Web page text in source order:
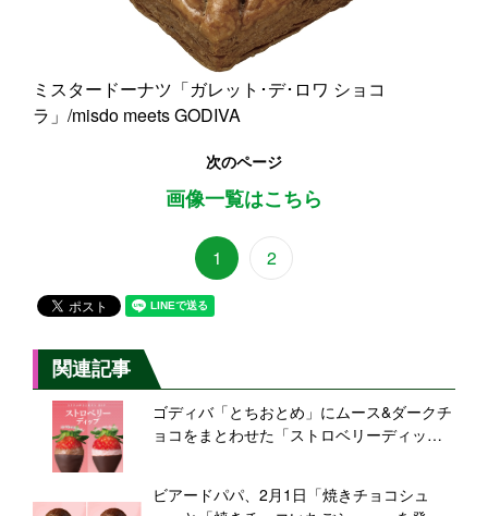
ミスタードーナツ「ガレット･デ･ロワ ショコ
ラ」/misdo meets GODIVA
次のページ
画像一覧はこちら
1 2
関連記事
ゴディバ「とちおとめ」にムース&ダークチ
ョコをまとわせた「ストロベリーディッ
ビアードパパ、2月1日「焼きチョコシュ